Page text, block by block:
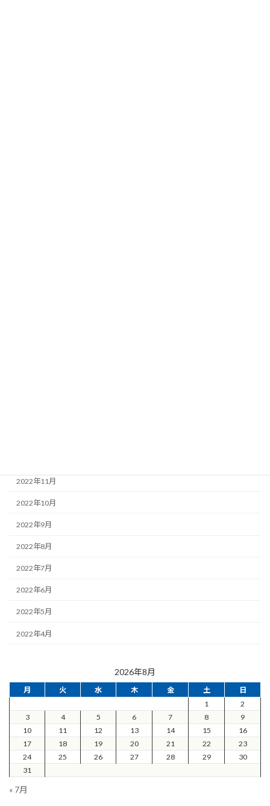
2022年11月
2022年10月
2022年9月
2022年8月
2022年7月
2022年6月
2022年5月
2022年4月
2026年8月
月 火 水 木 金 土
日
1
2
3
4 5 6 7 8
9
10
11 12 13 14 15
16
17
18 19 20 21 22
23
24
25 26 27 28 29
30
31
« 7月